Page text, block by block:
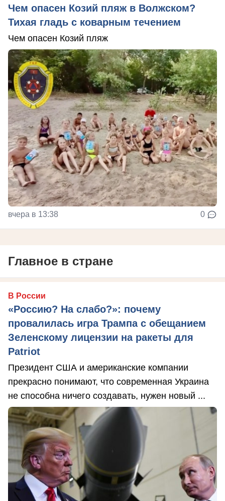
Чем опасен Козий пляж в Волжском?
Тихая гладь с коварным течением
Чем опасен Козий пляж
вчера в 13:38 0
Главное в стране
В России
«Россию? На слабо?»: почему
провалилась игра Трампа с обещанием
Зеленскому лицензии на ракеты для
Patriot
Президент США и американские компании
прекрасно понимают, что современная Украина
не способна ничего создавать, нужен новый ...